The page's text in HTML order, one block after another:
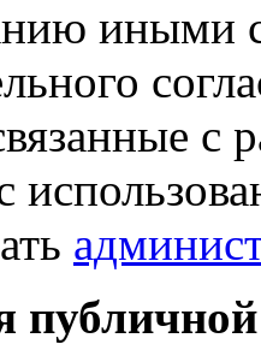
иными
с